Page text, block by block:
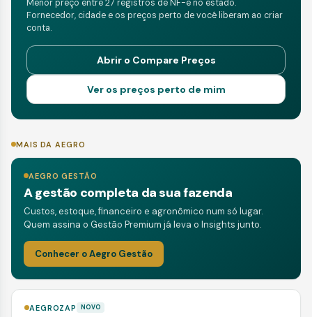
Menor preço entre 27 registros de NF-e no estado.
Fornecedor, cidade e os preços perto de você liberam ao criar
conta.
Abrir o Compare Preços
Ver os preços perto de mim
MAIS DA AEGRO
AEGRO GESTÃO
A gestão completa da sua fazenda
Custos, estoque, financeiro e agronômico num só lugar.
Quem assina o Gestão Premium já leva o Insights junto.
Conhecer o Aegro Gestão
AEGROZAP NOVO